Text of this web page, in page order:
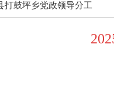
打鼓坪乡党政领导分工